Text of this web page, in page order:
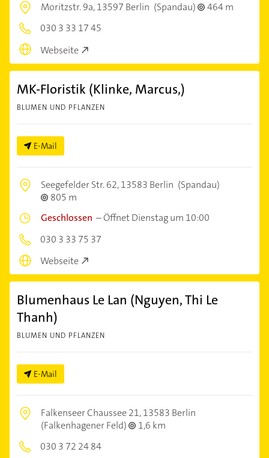
Moritzstr. 9a,13597 Berlin (Spandau)
464 m
030 3 33 17 45
Webseite
MK-Floristik (Klinke, Marcus,)
BLUMEN UND PFLANZEN
E-Mail
Seegefelder Str. 62,13583 Berlin (Spandau)
805 m
Geschlossen –Öffnet Dienstag um 10:00
030 3 33 75 37
Webseite
Blumenhaus Le Lan (Nguyen, Thi Le
Thanh)
BLUMEN UND PFLANZEN
E-Mail
Falkenseer Chaussee 21,13583 Berlin
(Falkenhagener Feld)
1,6 km
030 3 72 24 84